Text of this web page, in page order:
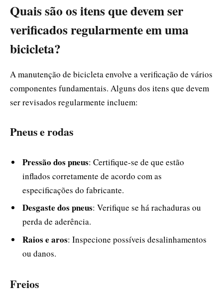
Quais são os itens que devem ser
verificados regularmente em uma
bicicleta?
A manutenção de bicicleta envolve a verificação de vários
componentes fundamentais. Alguns dos itens que devem
ser revisados regularmente incluem:
Pneus e rodas
Pressão dos pneus: Certifique-se de que estão
inflados corretamente de acordo com as
especificações do fabricante.
Desgaste dos pneus: Verifique se há rachaduras ou
perda de aderência.
Raios e aros: Inspecione possíveis desalinhamentos
ou danos.
Freios